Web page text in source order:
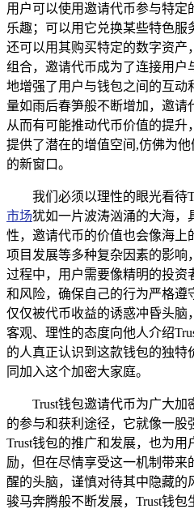
用户可以使用邀请代币参与特定
乐趣；可以用它兑换某些特色服
还可以用其购买特定的数字资产
组合，邀请代币成为了连接用户
地增强了用户与钱包之间的互动
量如雨后春笋般不断增加，邀请
从而有可能推动代币价值的提升
提供了潜在的增值空间,仿佛为
的新窗口。
我们必须以理性的眼光看待
市场犹如一片波涛汹涌的大海，
性，邀请代币的价值也会像海上
项目发展等多种复杂因素的影响
过程中，用户需要像精明的投资
和风险，确保自己的行为严格遵
仅仅被代币收益的诱惑冲昏头脑
客观、理性的态度向他人介绍
的人真正认识到这款钱包的独特
同加入这个加密大家庭。
Trust钱包邀请代币为广大
的参与和获利途径，它就像一股
Trust钱包的推广和发展，也为
励，但在尽情享受这一机制带
醒的头脑，谨慎对待其中隐藏的
骏马奔腾般不断发展，Trust钱